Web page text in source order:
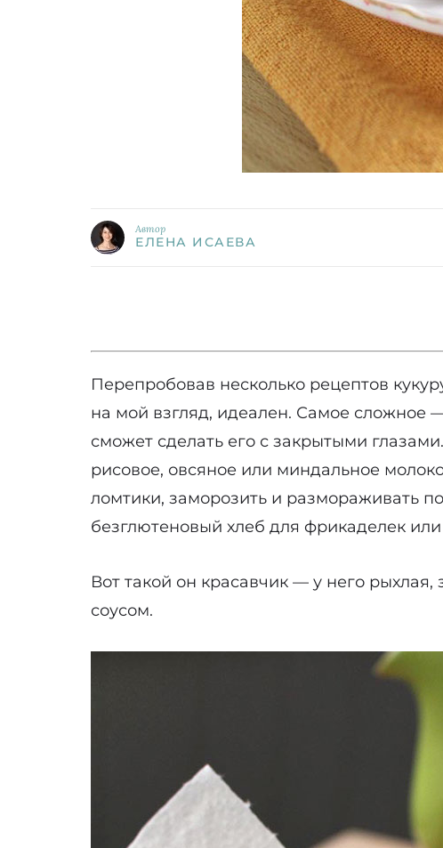
Автор
ЕЛЕНА ИСАЕВА
Перепробовав несколько рецептов
на мой взгляд, идеален. Самое сложное
сможет сделать его с закрытыми
рисовое, овсяное или миндальное
ломтики, заморозить и размораживать
безглютеновый хлеб для фрикаделек или
Вот такой он красавчик — у него
соусом.